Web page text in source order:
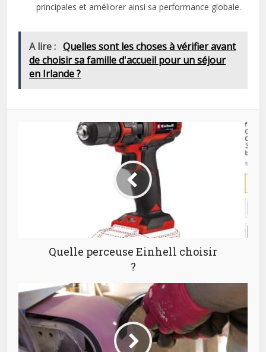
principales et améliorer ainsi sa performance globale.
A lire : Quelles sont les choses à vérifier avant
de choisir sa famille d'accueil pour un séjour
en Irlande ?
Quelle perceuse Einhell choisir
?